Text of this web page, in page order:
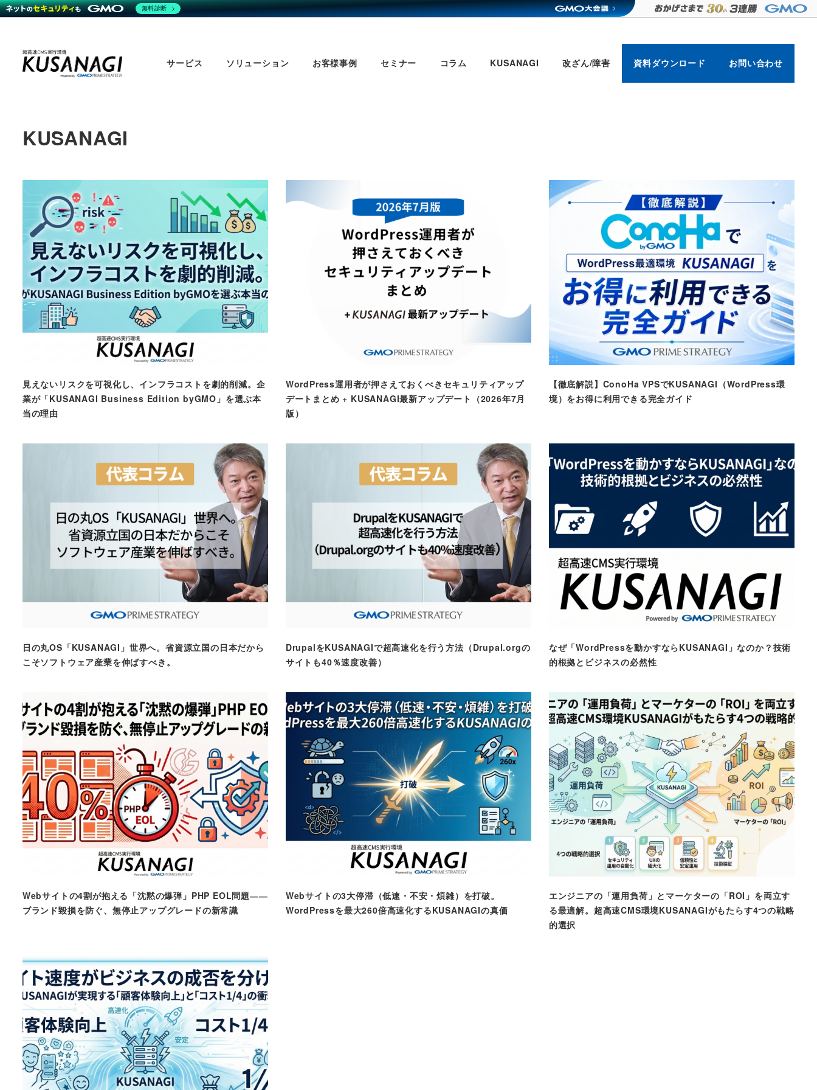
main
サービス ソリューション お客様事例 セミナー コラム KUSANAGI 改ざん/障害 資料ダウンロード お問い合わせ
KUSANAGI
見えないリスクを可視化し、インフラコストを劇的削減。企
業が「KUSANAGI Business Edition byGMO」を選ぶ本
当の理由
WordPress運用者が押さえておくべきセキュリティアップ
デートまとめ + KUSANAGI最新アップデート（2026年7月
版）
【徹底解説】ConoHa VPSでKUSANAGI（WordPress環
境）をお得に利用できる完全ガイド
日の丸OS「KUSANAGI」世界へ。省資源立国の日本だから
こそソフトウェア産業を伸ばすべき。
DrupalをKUSANAGIで超高速化を行う方法（Drupal.orgの
サイトも40％速度改善）
なぜ「WordPressを動かすならKUSANAGI」なのか？技術
的根拠とビジネスの必然性
Webサイトの4割が抱える「沈黙の爆弾」PHP EOL問題――
ブランド毀損を防ぐ、無停止アップグレードの新常識
Webサイトの3大停滞（低速・不安・煩雑）を打破。
WordPressを最大260倍高速化するKUSANAGIの真価
エンジニアの「運用負荷」とマーケターの「ROI」を両立す
る最適解。超高速CMS環境KUSANAGIがもたらす4つの戦略
的選択
無料診断